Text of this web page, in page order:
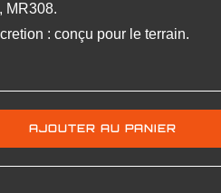
MR308.
: conçu pour le terrain.
AJOUTER AU PANIER